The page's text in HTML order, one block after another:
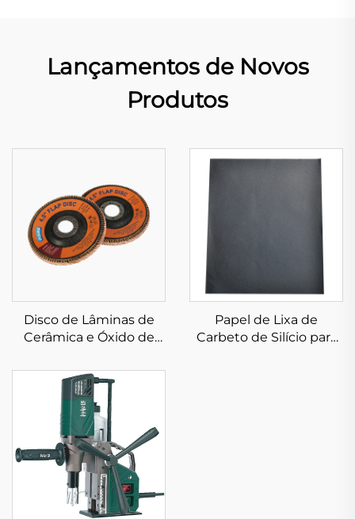
Lançamentos de Novos
Produtos
Disco de Lâminas de
Cerâmica e Óxido de
Papel de Lixa de
Carbeto de Silício para